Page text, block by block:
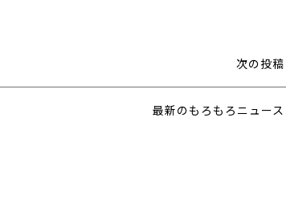
次の投稿
最新のもろもろニュース